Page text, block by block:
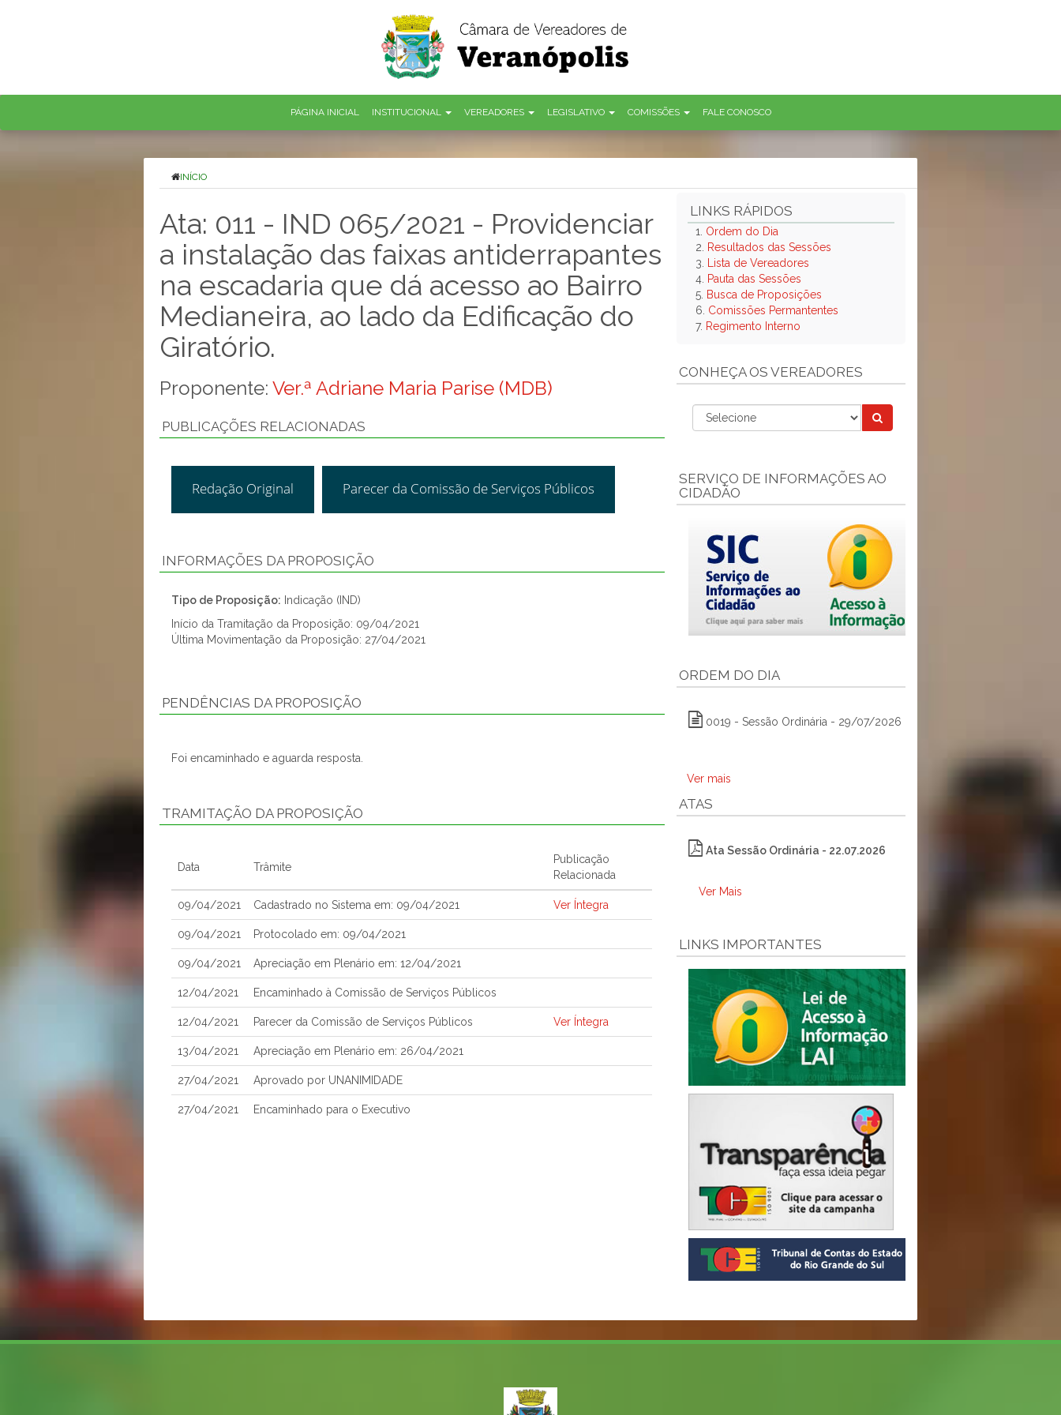
PÁGINA INICIAL INSTITUCIONAL VEREADORES LEGISLATIVO COMISSÕES FALE CONOSCO
INÍCIO
Ata: 011 - IND 065/2021 - Providenciar
a instalação das faixas antiderrapantes
na escadaria que dá acesso ao Bairro
Medianeira, ao lado da Edificação do
Giratório.
Proponente: Ver.ª Adriane Maria Parise (MDB)
PUBLICAÇÕES RELACIONADAS
Redação Original Parecer da Comissão de Serviços Públicos
INFORMAÇÕES DA PROPOSIÇÃO
Tipo de Proposição: Indicação (IND)
Início da Tramitação da Proposição: 09/04/2021
Última Movimentação da Proposição: 27/04/2021
PENDÊNCIAS DA PROPOSIÇÃO
Foi encaminhado e aguarda resposta.
TRAMITAÇÃO DA PROPOSIÇÃO
Data Trâmite
Publicação
Relacionada
09/04/2021 Cadastrado no Sistema em: 09/04/2021 Ver Íntegra
09/04/2021 Protocolado em: 09/04/2021
09/04/2021 Apreciação em Plenário em: 12/04/2021
12/04/2021 Encaminhado à Comissão de Serviços Públicos
12/04/2021 Parecer da Comissão de Serviços Públicos Ver Íntegra
13/04/2021 Apreciação em Plenário em: 26/04/2021
27/04/2021 Aprovado por UNANIMIDADE
27/04/2021 Encaminhado para o Executivo
LINKS RÁPIDOS
1. Ordem do Dia
2.
Resultados das Sessões
3.
Lista de Vereadores
4. Pauta das Sessões
5. Busca de Proposições
6. Comissões Permantentes
7. Regimento Interno
CONHEÇA OS VEREADORES
SERVIÇO DE INFORMAÇÕES AO
CIDADÃO
ORDEM DO DIA
0019 - Sessão Ordinária - 29/07/2026
Ver mais
ATAS
Ata Sessão Ordinária - 22.07.2026
Ver Mais
LINKS IMPORTANTES